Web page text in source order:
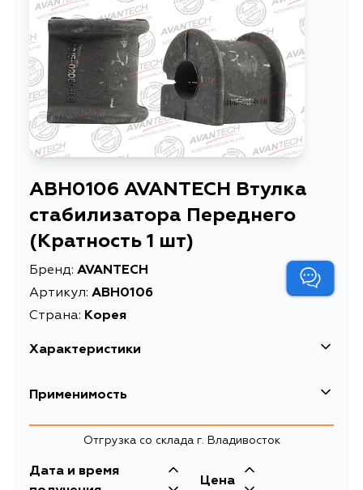
ABH0106 AVANTECH Втулка
стабилизатора Переднего
(Кратность 1 шт)
Бренд: AVANTECH
Артикул: ABH0106
Страна: Корея
Характеристики
EAN-13
Длина упаковки, мм
Масса, кг 0.054
Применимость
Toyota
Кузов Двигатель
Отгрузка со склада г. Владивосток
Дата и время
Цена